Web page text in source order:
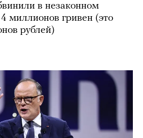
в незаконном
миллионов гривен (это
рублей)